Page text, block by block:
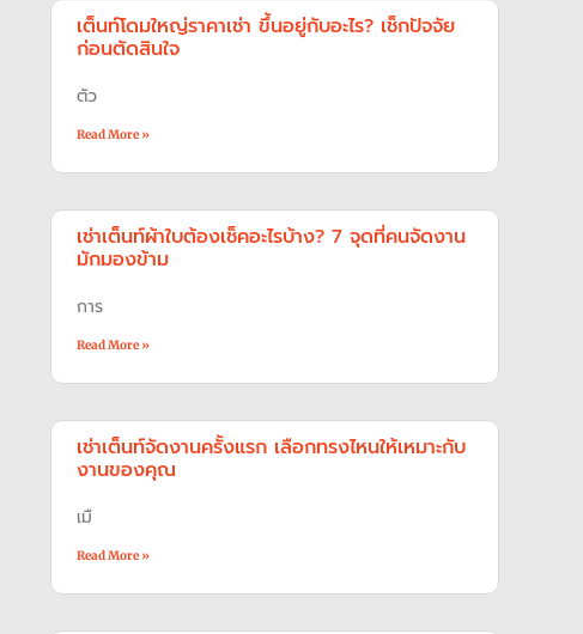
เต็นท์โดมใหญ่ราคาเช่า ขึ้นอยู่กับอะไร? เช็กปัจจัย
ก่อนตัดสินใจ
ตัว
Read More »
เช่าเต็นท์ผ้าใบต้องเช็คอะไรบ้าง? 7 จุดที่คนจัดงาน
มักมองข้าม
การ
Read More »
เช่าเต็นท์จัดงานครั้งแรก เลือกทรงไหนให้เหมาะกับ
งานของคุณ
เมื
Read More »